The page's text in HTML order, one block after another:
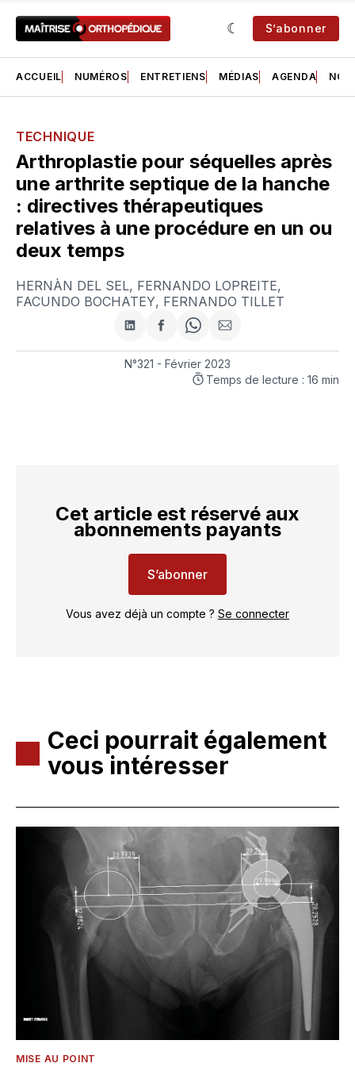
S’abonner
ACCUEIL NUMÉROS ENTRETIENS MÉDIAS AGENDA NOS
TECHNIQUE
Arthroplastie pour séquelles après
une arthrite septique de la hanche
: directives thérapeutiques
relatives à une procédure en un ou
deux temps
HERNÀN DEL SEL, FERNANDO LOPREITE,
FACUNDO BOCHATEY, FERNANDO TILLET
Partager
sur
LinkedIn
Partager
sur
Facebook
Share
on
WhatsApp
Partager
par
courriel
N°321 - Février 2023
Temps de lecture : 16 min
Cet article est réservé aux
abonnements payants
S’abonner
Vous avez déjà un compte ? Se connecter
Ceci pourrait également
vous intéresser
MISE AU POINT